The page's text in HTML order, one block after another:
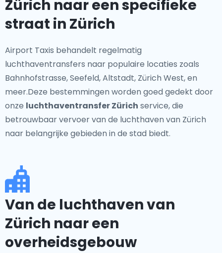
Zürich naar een specifieke
straat in Zürich
Airport Taxis behandelt regelmatig
luchthaventransfers naar populaire locaties zoals
Bahnhofstrasse, Seefeld, Altstadt, Zürich West, en
meer.Deze bestemmingen worden goed gedekt door
onze luchthaventransfer Zürich service, die
betrouwbaar vervoer van de luchthaven van Zürich
naar belangrijke gebieden in de stad biedt.
Van de luchthaven van
Zürich naar een
overheidsgebouw